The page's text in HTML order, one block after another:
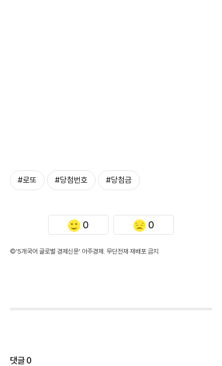
#로또 #당첨번호 #당첨금
0 0
©'5개국어 글로벌 경제신문' 아주경제. 무단전재·재배포 금지
댓글0